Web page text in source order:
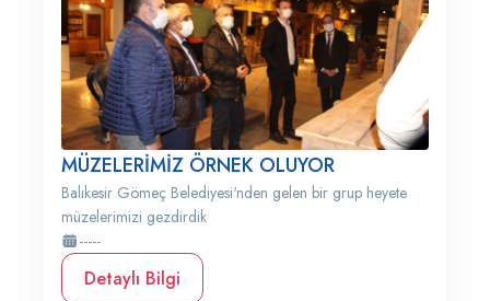
MÜZELERİMİZ ÖRNEK OLUYOR
Balıkesir Gömeç Belediyesi'nden gelen bir grup heyete
müzelerimizi gezdirdik
-----
Detaylı Bilgi